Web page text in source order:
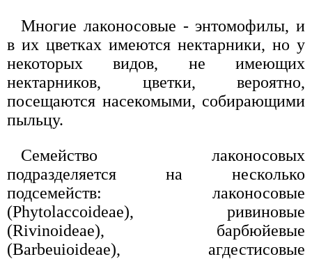
Многие лаконосовые - энтомофилы, и
в их цветках имеются нектарники, но у
некоторых видов, не имеющих
нектарников, цветки, вероятно,
посещаются насекомыми, собирающими
пыльцу.
Семейство лаконосовых
подразделяется на несколько
подсемейств: лаконосовые
(Phytolaccoideae), ривиновые
(Rivinoideae), барбюйевые
(Barbeuioideae), агдестисовые